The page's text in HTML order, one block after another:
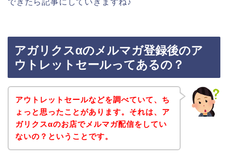
アガリクスαのメルマガ登録後のア
ウトレットセールってあるの？
アウトレットセールなどを調べていて、ち
ょっと思ったことがあります。それは、ア
ガリクスαのお店でメルマガ配信をしてい
ないの？ということです。